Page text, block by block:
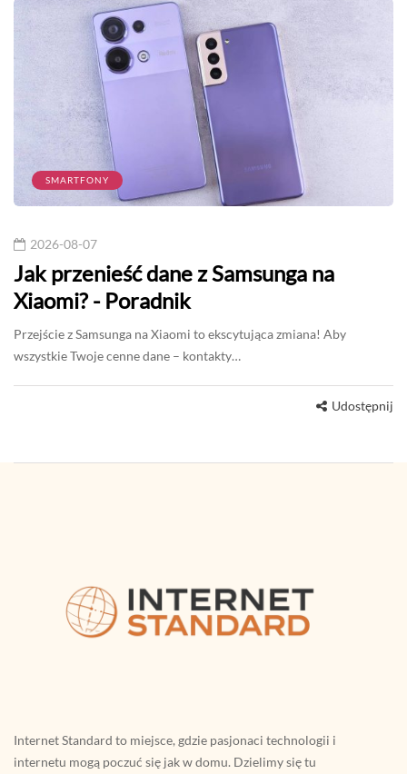
SMARTFONY
2026-08-07
Jak przenieść dane z Samsunga na
Xiaomi? - Poradnik
Przejście z Samsunga na Xiaomi to ekscytująca zmiana! Aby
wszystkie Twoje cenne dane – kontakty…
Udostępnij
Internet Standard to miejsce, gdzie pasjonaci technologii i
internetu mogą poczuć się jak w domu. Dzielimy się tu